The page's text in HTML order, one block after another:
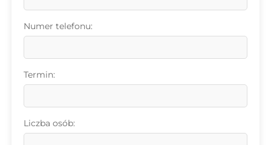
Numer telefonu:
Termin:
Liczba osób: